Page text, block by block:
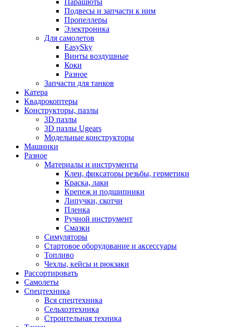
Парашюты
Подвесы и запчасти к ним
Пропеллеры
Электроника
Для самолетов
EasySky
Винты воздушные
Коки
Разное
Запчасти для танков
Катера
Квадрокоптеры
Конструкторы, пазлы
3D пазлы
3D пазлы Ugears
Модельные конструкторы
Машинки
Разное
Материалы и инструменты
Клеи, фиксаторы резьбы, герметики
Краска, лаки
Крепеж и подшипники
Липучки, скотчи
Пленка
Ручной инструмент
Смазки
Симуляторы
Стартовое оборудование и аксессуары
Топливо
Чехлы, кейсы и рюкзаки
Рассортировать
Самолеты
Спецтехника
Вся спецтехника
Сельхозтехника
Строительная техника